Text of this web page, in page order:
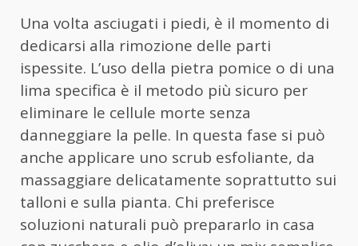
Una volta asciugati i piedi, è il momento di
dedicarsi alla rimozione delle parti
ispessite. L’uso della pietra pomice o di una
lima specifica è il metodo più sicuro per
eliminare le cellule morte senza
danneggiare la pelle. In questa fase si può
anche applicare uno scrub esfoliante, da
massaggiare delicatamente soprattutto sui
talloni e sulla pianta. Chi preferisce
soluzioni naturali può prepararlo in casa